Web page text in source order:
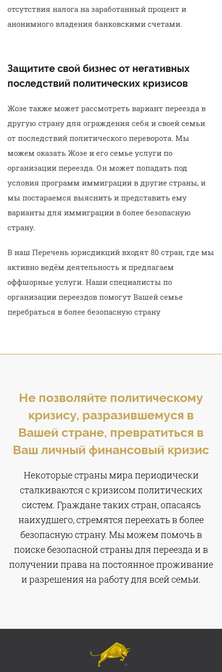
отсутствия налога на заработанный процент и
анонимного владения банковскими счетами.
Защитите свой бизнес от негативных
последствий политических кризисов
Жозе также может рассмотреть вариант переезда в
другую страну для ограждения себя и своей семьи
от последствий политического переворота. Мы
можем оказать Жозе и его семье услуги по
организации переезда. Он может попадать под
условия программ иммиграции в другие страны, и
мы постараемся выяснить и представить ему
варианты для иммиграции в более безопасную
страну.
В наш Перечень юрисдикций входят 80 стран, где мы
активно ведём деятельность и предлагаем
оффшорные услуги. Наши специалисты по
организации переездов помогут Вашей семье
перебраться в более безопасную страну
Не позволяйте политическому
кризису, разразившемуся в
Вашей стране, превратиться в
Ваш личный финансовый кризис
Некоторые страны мира периодически
сталкиваются с кризисом политических
систем. Граждане таких стран, опасаясь
наихудшего, стремятся переехать в более
безопасную страну. Мы можем помочь в
поиске безопасной страны для переезда и в
получении права на постоянное проживание
и разрешения на работу для всей семьи.